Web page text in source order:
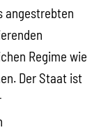
angestrebten
Regime wie
Der Staat ist